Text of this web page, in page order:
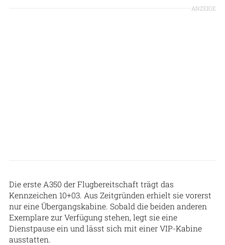
ANZEIGE
Die erste A350 der Flugbereitschaft trägt das
Kennzeichen 10+03. Aus Zeitgründen erhielt sie vorerst
nur eine Übergangskabine. Sobald die beiden anderen
Exemplare zur Verfügung stehen, legt sie eine
Dienstpause ein und lässt sich mit einer VIP-Kabine
ausstatten.